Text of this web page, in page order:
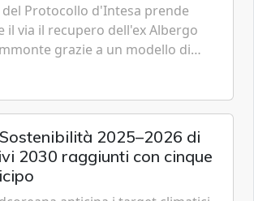
Protocollo d'Intesa prende
il via il recupero dell'ex Albergo
grazie a un modello di
privato e a una rete di
2025–2026 di
2030 raggiunti con cinque